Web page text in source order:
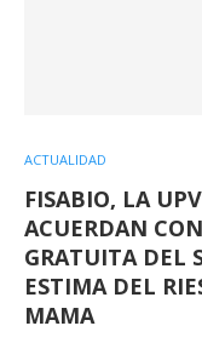
ACTUALIDAD
FISABIO, LA
ACUERDAN
GRATUITA DEL
ESTIMA DEL
MAMA